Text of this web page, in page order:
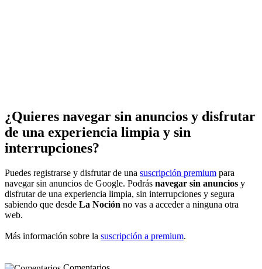
¿Quieres navegar sin anuncios y disfrutar
de una experiencia limpia y sin
interrupciones?
Puedes registrarse y disfrutar de una suscripción premium para
navegar sin anuncios de Google. Podrás navegar sin anuncios y
disfrutar de una experiencia limpia, sin interrupciones y segura
sabiendo que desde La Noción no vas a acceder a ninguna otra
web.
Más información sobre la suscripción a premium.